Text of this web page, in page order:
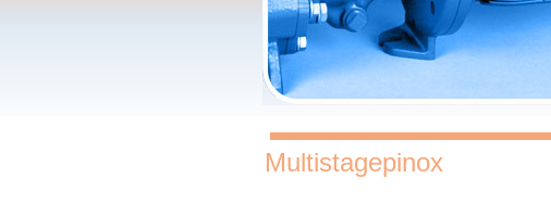
Multistagepinox